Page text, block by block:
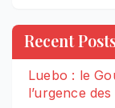
Recent
Luebo : le
l’urgence